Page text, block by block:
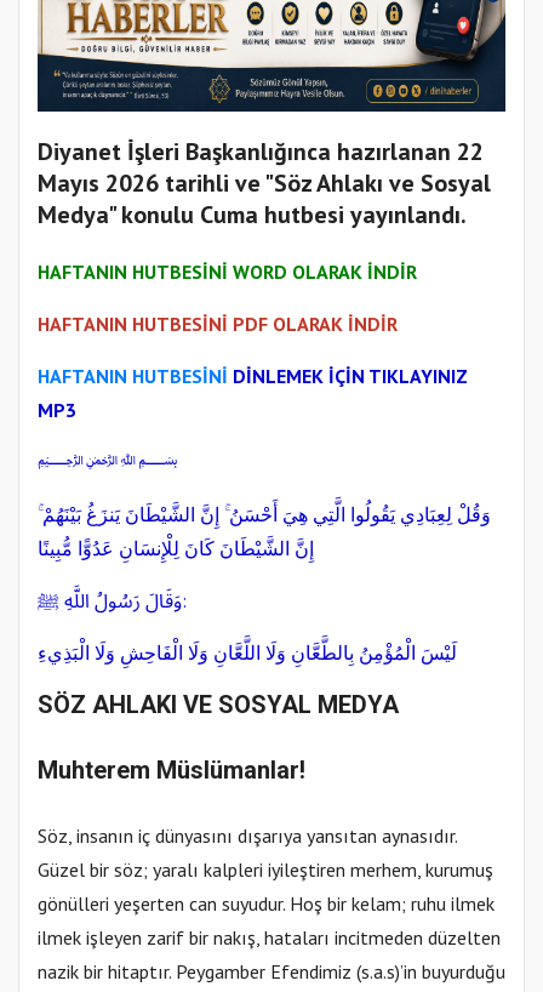
Diyanet İşleri Başkanlığınca hazırlanan 22
Mayıs 2026 tarihli ve "Söz Ahlakı ve Sosyal
Medya" konulu Cuma hutbesi yayınlandı.
HAFTANIN HUTBESİNİ WORD OLARAK İNDİR
HAFTANIN HUTBESİNİ PDF OLARAK İNDİR
HAFTANIN HUTBESİNİ DİNLEMEK İÇİN TIKLAYINIZ
MP3
﷽
وَقُلْ لِعِبَادِي يَقُولُوا الَّتِي هِيَ أَحْسَنُ ۚ إِنَّ الشَّيْطَانَ يَنزَغُ بَيْنَهُمْ ۚ
إِنَّ الشَّيْطَانَ كَانَ لِلْإِنسَانِ عَدُوًّا مُّبِينًا
وَقَالَ رَسُولُ اللَّهِ ﷺ:
لَيْسَ الْمُؤْمِنُ بِالطَّعَّانِ وَلَا اللَّعَّانِ وَلَا الْفَاحِشِ وَلَا الْبَذِيءِ
SÖZ AHLAKI VE SOSYAL MEDYA
Muhterem Müslümanlar!
Söz, insanın iç dünyasını dışarıya yansıtan aynasıdır.
Güzel bir söz; yaralı kalpleri iyileştiren merhem, kurumuş
gönülleri yeşerten can suyudur. Hoş bir kelam; ruhu ilmek
ilmek işleyen zarif bir nakış, hataları incitmeden düzelten
nazik bir hitaptır. Peygamber Efendimiz (s.a.s)’in buyurduğu